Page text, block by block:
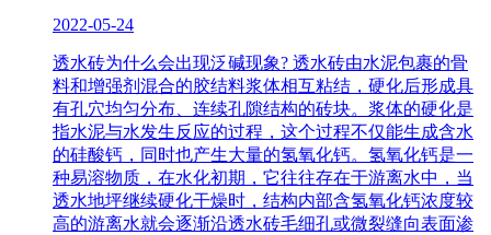
2022-05-24
透水砖为什么会出现泛碱现象? 透水砖由水泥包裹的骨
料和增强剂混合的胶结料浆体相互粘结，硬化后形成具
有孔穴均匀分布、连续孔隙结构的砖块。浆体的硬化是
指水泥与水发生反应的过程，这个过程不仅能生成含水
的硅酸钙，同时也产生大量的氢氧化钙。氢氧化钙是一
种易溶物质，在水化初期，它往往存在于游离水中，当
透水地坪继续硬化干燥时，结构内部含氢氧化钙浓度较
高的游离水就会逐渐沿透水砖毛细孔或微裂缝向表面渗